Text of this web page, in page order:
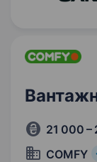
21 000 –
COMFY